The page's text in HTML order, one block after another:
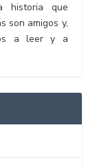
historia que
son amigos y,
a leer y a